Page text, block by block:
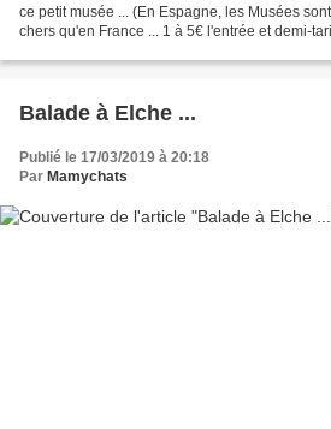
ce petit musée ... (En Espagne, les Musées
chers qu'en France ... 1 à 5€ l'entrée et demi-
Balade à Elche ...
Publié le 17/03/2019 à 20:18
Par Mamychats